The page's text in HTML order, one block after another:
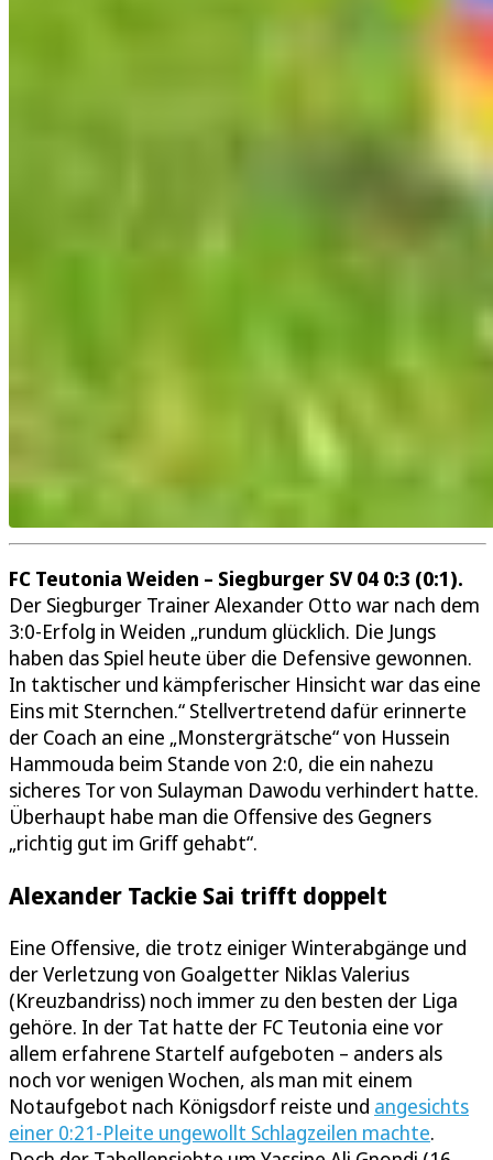
FC Teutonia Weiden – Siegburger SV 04 0:3 (0:1).
Der Siegburger Trainer Alexander Otto war nach dem
3:0-Erfolg in Weiden „rundum glücklich. Die Jungs
haben das Spiel heute über die Defensive gewonnen.
In taktischer und kämpferischer Hinsicht war das eine
Eins mit Sternchen.“ Stellvertretend dafür erinnerte
der Coach an eine „Monstergrätsche“ von Hussein
Hammouda beim Stande von 2:0, die ein nahezu
sicheres Tor von Sulayman Dawodu verhindert hatte.
Überhaupt habe man die Offensive des Gegners
„richtig gut im Griff gehabt“.
Alexander Tackie Sai trifft doppelt
Eine Offensive, die trotz einiger Winterabgänge und
der Verletzung von Goalgetter Niklas Valerius
(Kreuzbandriss) noch immer zu den besten der Liga
gehöre. In der Tat hatte der FC Teutonia eine vor
allem erfahrene Startelf aufgeboten – anders als
noch vor wenigen Wochen, als man mit einem
Notaufgebot nach Königsdorf reiste und angesichts
einer 0:21-Pleite ungewollt Schlagzeilen machte.